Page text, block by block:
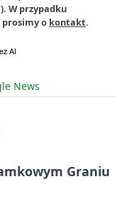
W przypadku
prosimy o kontakt.
News
Graniu